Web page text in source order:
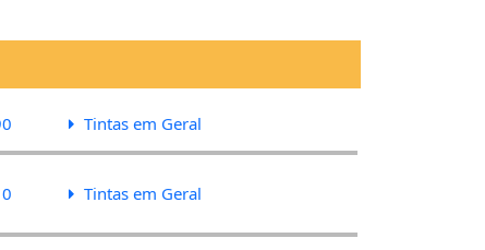
Tintas em Geral
Tintas em Geral